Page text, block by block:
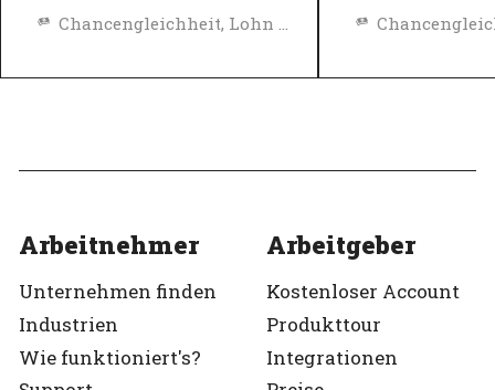
Arbeitnehmer
Unternehmen finden
Industrien
Wie funktioniert's?
Arbeitgeber
Kostenloser Account
Produkttour
Integrationen